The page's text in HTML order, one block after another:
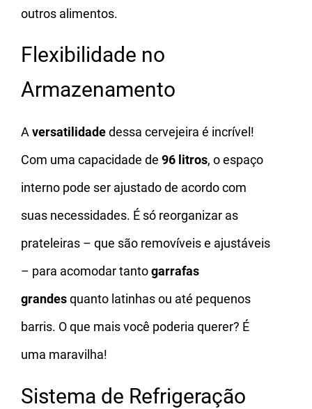
outros alimentos.
Flexibilidade no
Armazenamento
Aversatilidadedessa cervejeira é incrível!
Com uma capacidade de 96 litros, o espaço
interno pode ser ajustado de acordo com
suas necessidades. É só reorganizar as
prateleiras – que são removíveis e ajustáveis
– para acomodar tantogarrafas
grandesquanto latinhas ou até pequenos
barris. O que mais você poderia querer? É
uma maravilha!
Sistema de Refrigeração